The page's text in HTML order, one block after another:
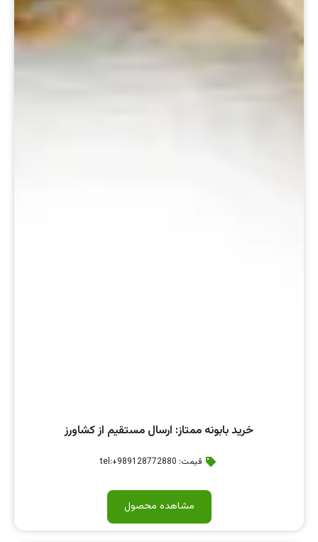
خرید بابونه ممتاز: ارسال مستقیم از کشاورز
قیمت: tel:+989128772880
مشاهده محصول